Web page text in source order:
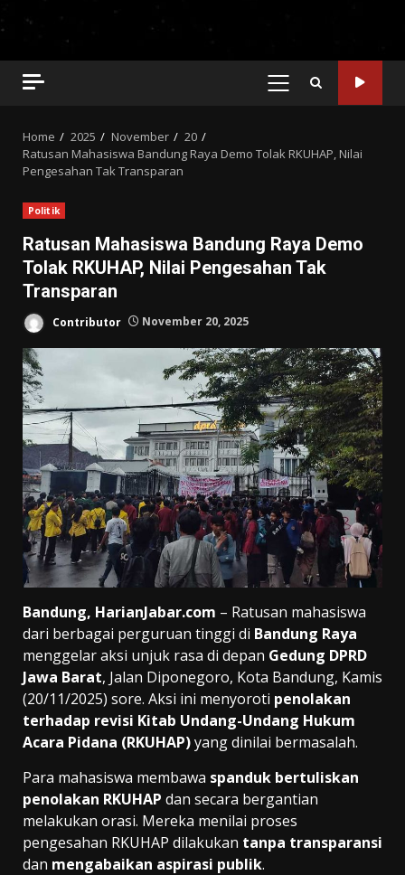
PRIMARY
Home 2025 November
20
Ratusan Mahasiswa Bandung Raya Demo Tolak RKUHAP, Nilai
Pengesahan Tak Transparan
Politik
Ratusan Mahasiswa Bandung Raya Demo
Tolak RKUHAP, Nilai Pengesahan Tak
Transparan
Contributor November 20, 2025
Bandung, HarianJabar.com – Ratusan mahasiswa
dari berbagai perguruan tinggi di Bandung Raya
menggelar aksi unjuk rasa di depan Gedung DPRD
Jawa Barat, Jalan Diponegoro, Kota Bandung, Kamis
(20/11/2025) sore. Aksi ini menyoroti penolakan
terhadap revisi Kitab Undang-Undang Hukum
Acara Pidana (RKUHAP)yang dinilai bermasalah.
Para mahasiswa membawa spanduk bertuliskan
penolakan RKUHAP dan secara bergantian
melakukan orasi. Mereka menilai proses
pengesahan RKUHAP dilakukan tanpa transparansi
dan mengabaikan aspirasi publik.